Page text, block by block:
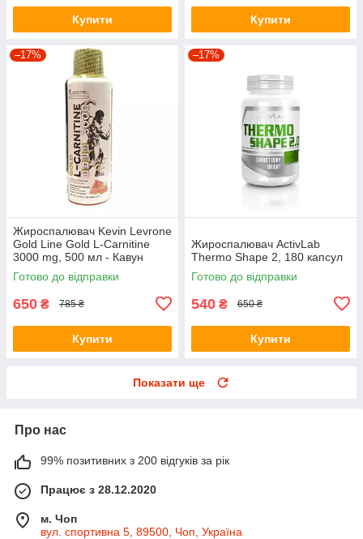
Купити Купити
–17%
Жироспалювач Kevin Levrone
Gold Line Gold L-Carnitine
3000 mg, 500 мл - Кавун
Готово до відправки
650 ₴ 785 ₴
Купити
–17%
Жироспалювач ActivLab
Thermo Shape 2, 180 капсул
Готово до відправки
540 ₴ 650 ₴
Купити
Показати ще
Про нас
99% позитивних з 200 відгуків за рік
Працює з 28.12.2020
м. Чоп
вул. спортивна 5, 89500, Чоп, Україна